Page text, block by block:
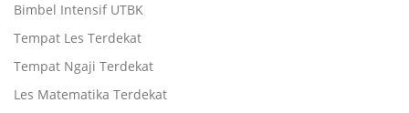
Bimbel Intensif UTBK
Tempat Les Terdekat
Tempat Ngaji Terdekat
Les Matematika Terdekat